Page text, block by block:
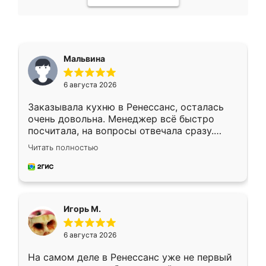
Мальвина
6 августа 2026
Заказывала кухню в Ренессанс, осталась
очень довольна. Менеджер всё быстро
посчитала, на вопросы отвечала сразу.
Замерщик приехал в субботу, подошёл к
делу со всей ответственностью. Собрали
за день, ребята работали аккуратно, даже
Читать полностью
Игорь М.
6 августа 2026
На самом деле в Ренессанс уже не первый